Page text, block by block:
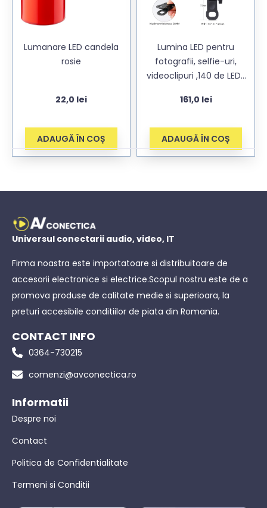
Lumanare LED candela
rosie
22,0 lei
ADAUGĂ ÎN COȘ
Lumina LED pentru
fotografii, selfie-uri,
videoclipuri ,140 de LED-
3100mAh, temperatură
CRI 95+, 20 de moduri de
scenă, negru
161,0 lei
ADAUGĂ ÎN COȘ
Universul conectarii audio, video, IT
Firma noastra este importatoare si distribuitoare de
accesorii electronice si electrice.Scopul nostru este de a
promova produse de calitate medie si superioara, la
preturi accesibile conditiilor de piata din Romania.
CONTACT INFO
0364-730215
comenzi@avconectica.ro
Informatii
Despre noi
Contact
Politica de Confidentialitate
Termeni si Conditii